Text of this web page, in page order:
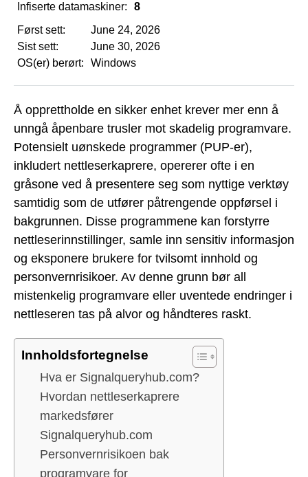
Infiserte datamaskiner:
8
Først sett:
June 24, 2026
Sist sett:
June 30, 2026
OS(er) berørt:
Windows
Å opprettholde en sikker enhet krever mer enn å
unngå åpenbare trusler mot skadelig programvare.
Potensielt uønskede programmer (PUP-er),
inkludert nettleserkaprere, opererer ofte i en
gråsone ved å presentere seg som nyttige verktøy
samtidig som de utfører påtrengende oppførsel i
bakgrunnen. Disse programmene kan forstyrre
nettleserinnstillinger, samle inn sensitiv informasjon
og eksponere brukere for tvilsomt innhold og
personvernrisikoer. Av denne grunn bør all
mistenkelig programvare eller uventede endringer i
nettleseren tas på alvor og håndteres raskt.
Innholdsfortegnelse
Hva er Signalqueryhub.com?
Hvordan nettleserkaprere
markedsfører
Signalqueryhub.com
Personvernrisikoen bak
programvare for